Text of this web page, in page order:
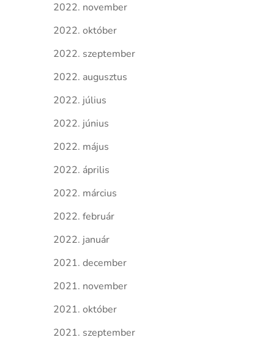
2022. november
2022. október
2022. szeptember
2022. augusztus
2022. július
2022. június
2022. május
2022. április
2022. március
2022. február
2022. január
2021. december
2021. november
2021. október
2021. szeptember